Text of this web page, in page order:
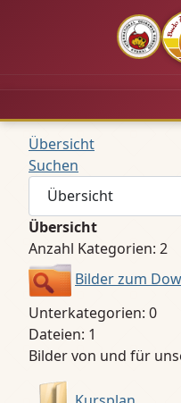
Übersicht
Suchen
Übersicht
Anzahl Kategorien: 2
Bilder zum
Unterkategorien: 0
Dateien: 1
Bilder von und für